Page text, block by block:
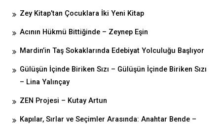
Zey Kitap’tan Çocuklara İki Yeni Kitap
Acının Hükmü Bittiğinde – Zeynep Eşin
Mardin’in Taş Sokaklarında Edebiyat Yolculuğu Başlıyor
Gülüşün İçinde Biriken Sızı – Gülüşün İçinde Biriken Sızı
– Lina Yalınçay
ZEN Projesi – Kutay Artun
Kapılar, Sırlar ve Seçimler Arasında: Anahtar Bende –